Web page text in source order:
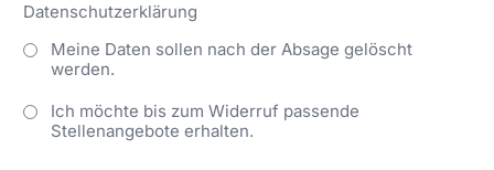
Datenschutzerklärung
Meine Daten sollen nach der Absage gelöscht
werden.
Ich möchte bis zum Widerruf passende
Stellenangebote erhalten.